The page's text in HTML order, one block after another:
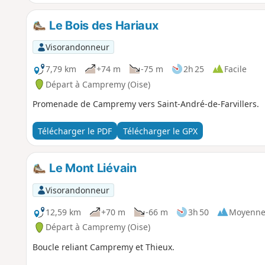
Le Bois des Hariaux
Visorandonneur
7,79 km
+74 m -75 m 2h 25
Facile
Départ à Campremy (Oise)
Promenade de Campremy vers Saint-André-de-Farvillers.
Télécharger le PDF Télécharger le GPX
Le Mont Liévain
Visorandonneur
12,59 km
+70 m -66 m 3h 50
Moyenne
Départ à Campremy (Oise)
Boucle reliant Campremy et Thieux.